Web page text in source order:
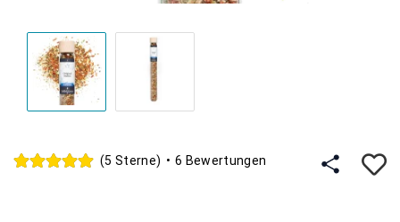
(5 Sterne) • 6 Bewertungen